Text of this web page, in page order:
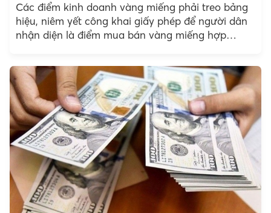
Các điểm kinh doanh vàng miếng phải treo bảng
hiệu, niêm yết công khai giấy phép để người dân
nhận diện là điểm mua bán vàng miếng hợp